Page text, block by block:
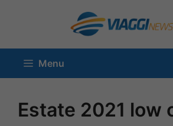
contenuto
Menu
Estate 2021 low